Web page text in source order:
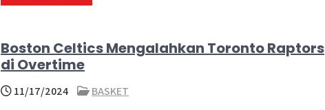
Boston Celtics Mengalahkan Toronto Raptors
di Overtime
11/17/2024
BASKET